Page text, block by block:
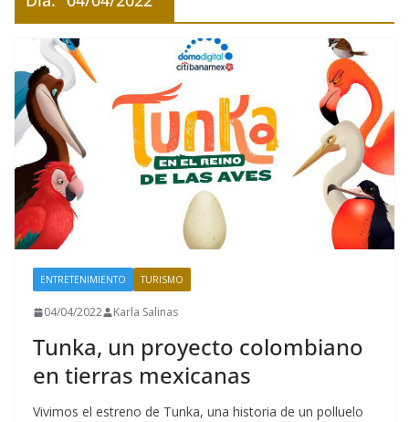
ENTRETENIMIENTO TURISMO
04/04/2022 Karla Salinas
Tunka, un proyecto colombiano
en tierras mexicanas
Vivimos el estreno de Tunka, una historia de un polluelo